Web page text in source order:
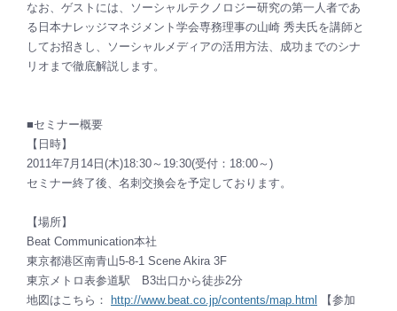
なお、ゲストには、ソーシャルテクノロジー研究の第一人者であ
る日本ナレッジマネジメント学会専務理事の山崎 秀夫氏を講師と
してお招きし、ソーシャルメディアの活用方法、成功までのシナ
リオまで徹底解説します。
■セミナー概要
【日時】
2011年7月14日(木)18:30～19:30(受付：18:00～)
セミナー終了後、名刺交換会を予定しております。
【場所】
Beat Communication本社
東京都港区南青山5-8-1 Scene Akira 3F
東京メトロ表参道駅 B3出口から徒歩2分
地図はこちら：
http://www.beat.co.jp/contents/map.html
【参加